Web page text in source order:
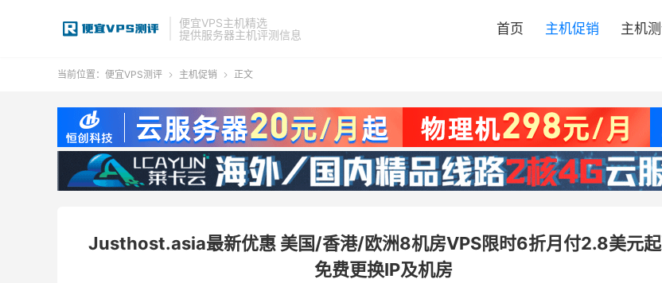
便宜VPS主机精选
提供服务器主机评测信息
首页 主机促销 主机
当前位置： 便宜VPS测评  主机促销  正文
Justhost.asia最新优惠 美国/香港/欧洲8机房VPS限时6折月付2.8美元
免费更换IP及机房